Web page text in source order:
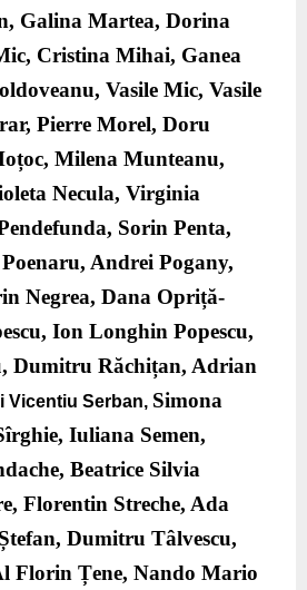
Galina Martea, Dorina
Cristina Mihai, Ganea
Vasile Mic, Vasile
Pierre Morel, Doru
Milena Munteanu,
Necula, Virginia
Sorin Penta,
Andrei Pogany,
Negrea, Dana Opriță-
Ion Longhin Popescu,
Dumitru Răchițan, Adrian
Vicentiu Serban, Simona
Iuliana Semen,
Beatrice Silvia
Florentin Streche, Ada
Dumitru Tâlvescu,
Florin Țene, Nando Mario